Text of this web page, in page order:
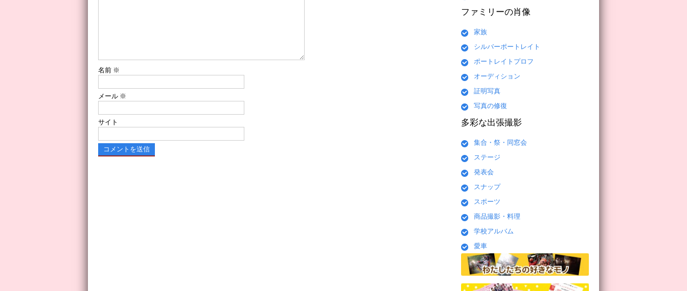
名前 ※
メール ※
サイト
ファミリーの肖像
家族
シルバーポートレイト
ポートレイトプロフ
オーディション
証明写真
写真の修復
多彩な出張撮影
集合・祭・同窓会
ステージ
発表会
スナップ
スポーツ
商品撮影・料理
学校アルバム
愛車